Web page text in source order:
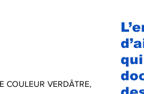
COULEUR VERDÂTRE,